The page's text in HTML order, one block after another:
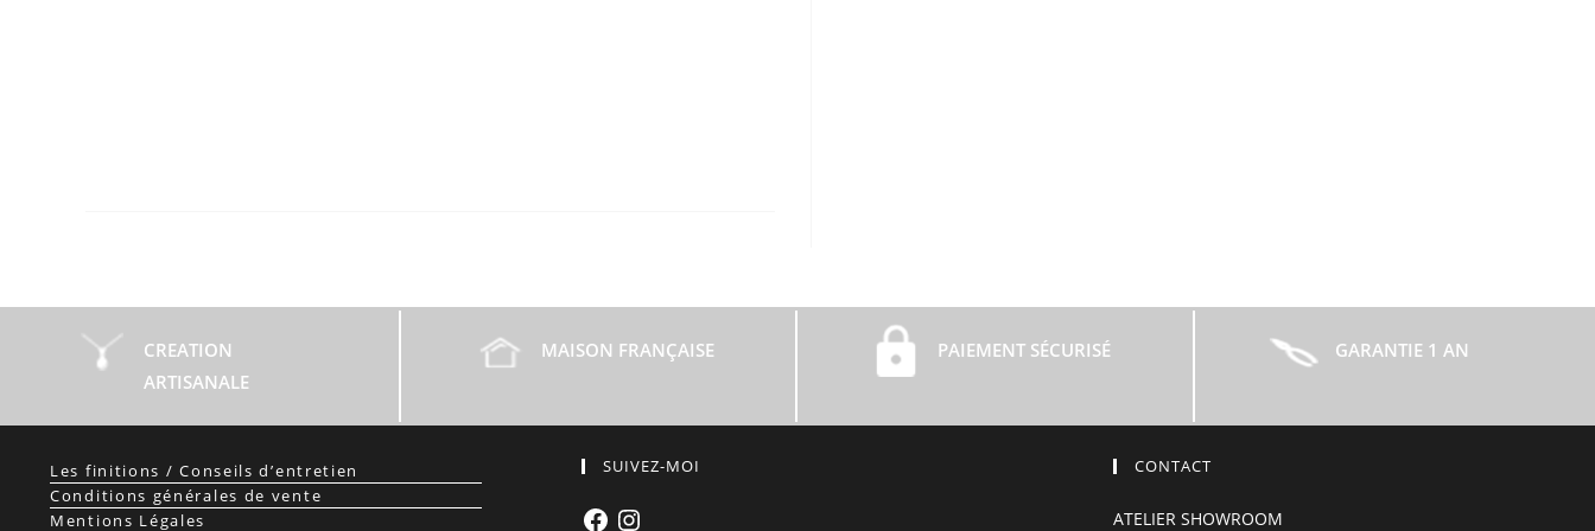
CREATION
ARTISANALE
MAISON FRANÇAISE PAIEMENT SÉCURISÉ GARANTIE 1 AN
Les finitions / Conseils d’entretien
Conditions générales de vente
Mentions Légales
SUIVEZ-MOI
FacebookInstagram
CONTACT
ATELIER SHOWROOM